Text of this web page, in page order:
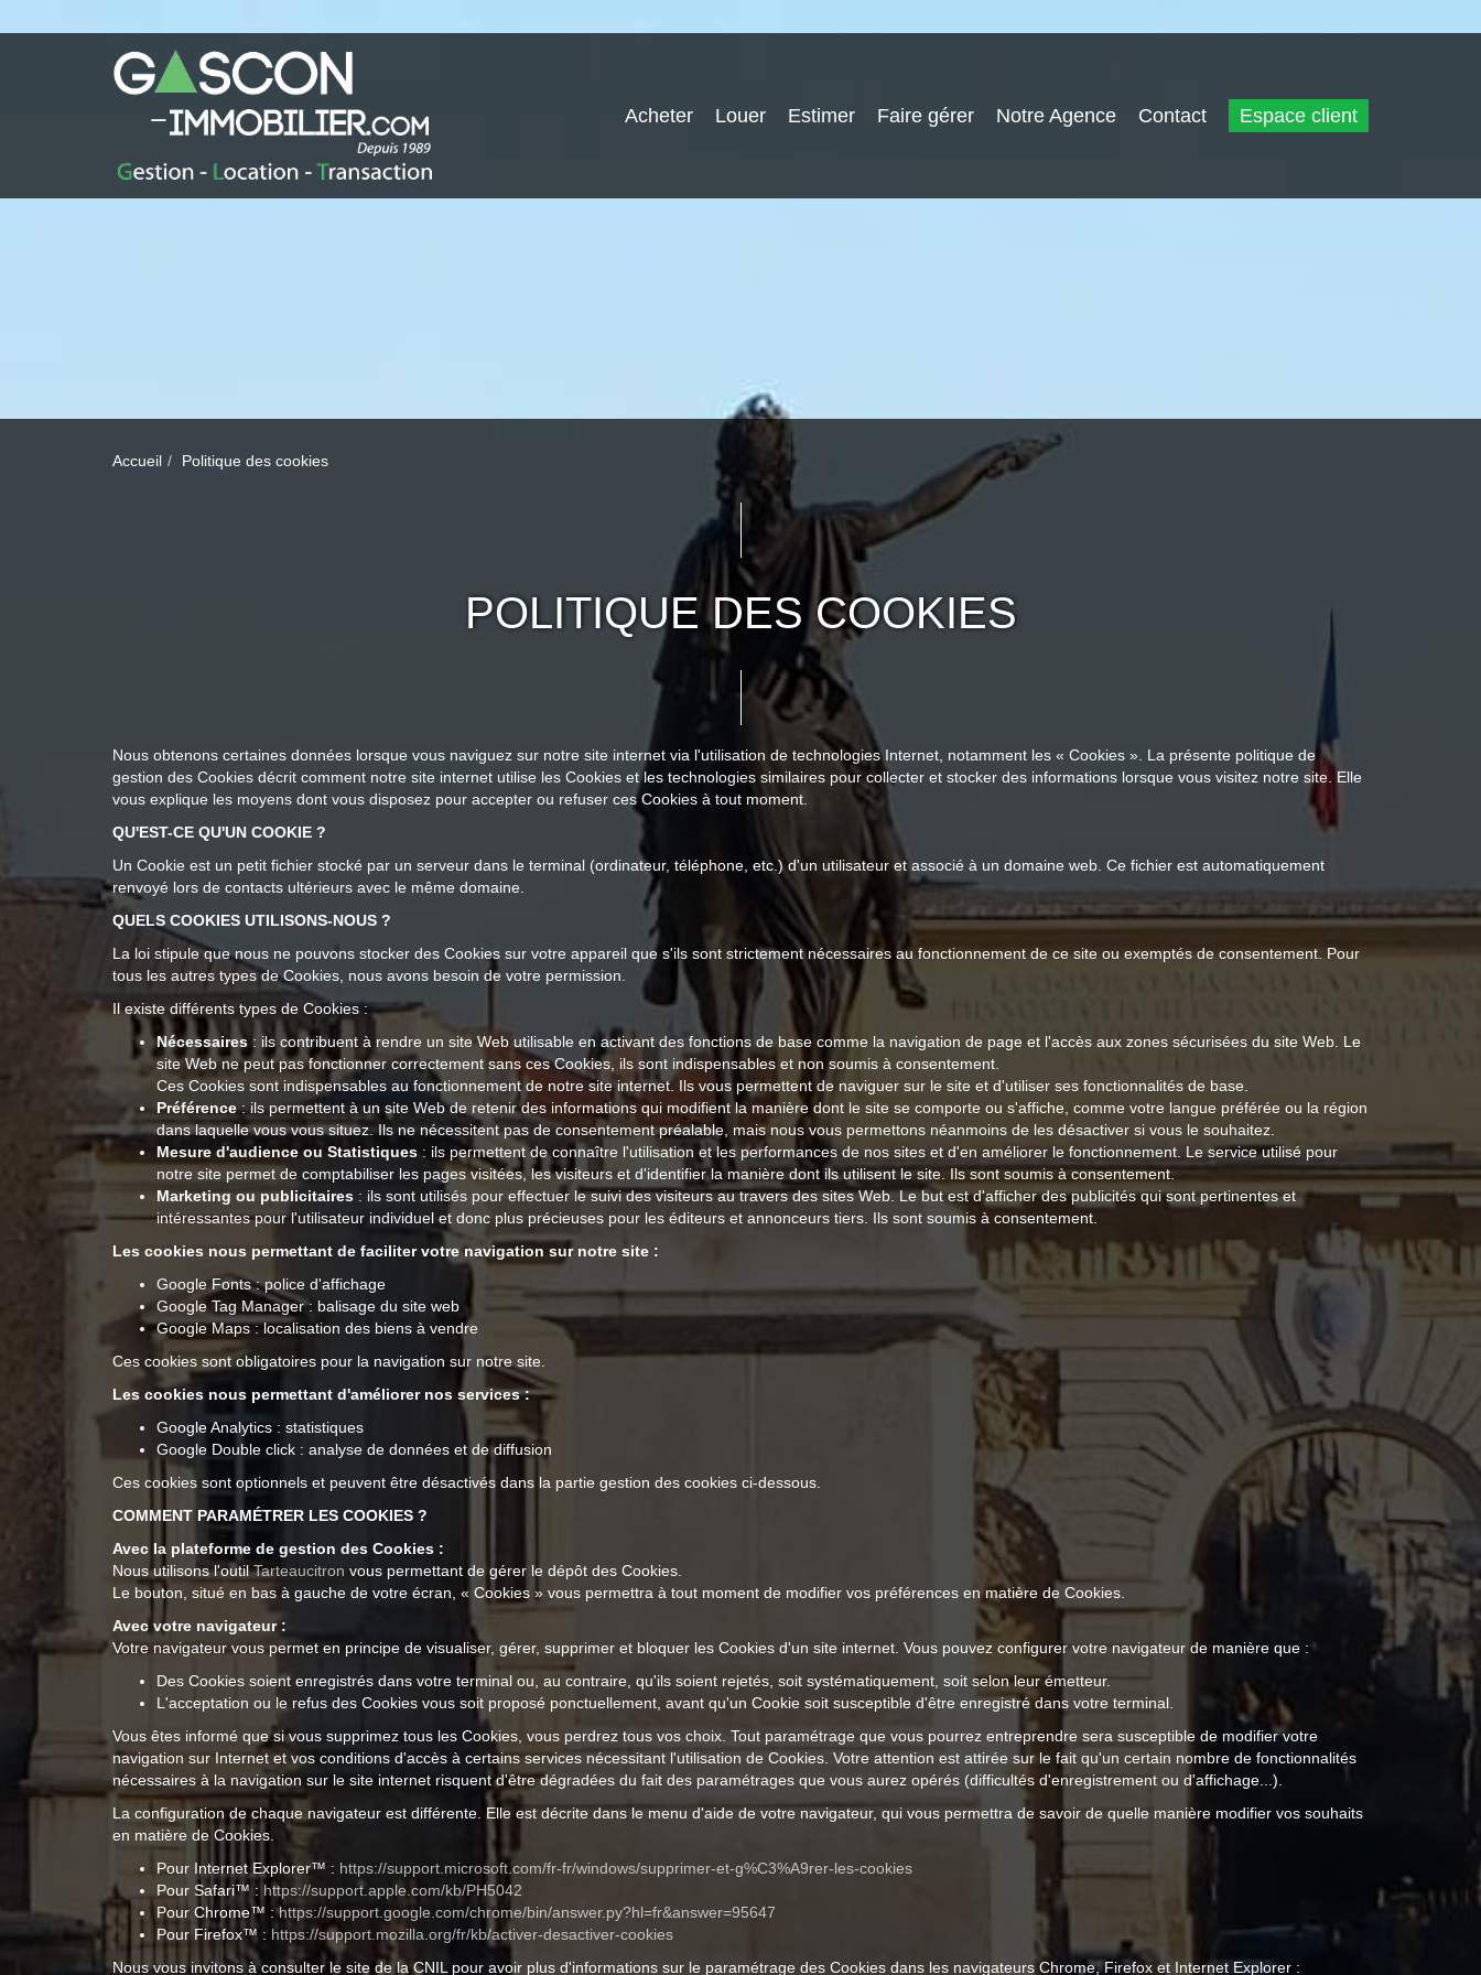
Acheter Louer Estimer Faire gérer Notre Agence Contact Espace client
Accueil Politique des cookies
POLITIQUE DES COOKIES
Nous obtenons certaines données lorsque vous naviguez sur notre site internet via l'utilisation de technologies Internet, notamment les « Cookies ». La présente politique de
gestion des Cookies décrit comment notre site internet utilise les Cookies et les technologies similaires pour collecter et stocker des informations lorsque vous visitez notre site. Elle
vous explique les moyens dont vous disposez pour accepter ou refuser ces Cookies à tout moment.
QU'EST-CE QU'UN COOKIE ?
Un Cookie est un petit fichier stocké par un serveur dans le terminal (ordinateur, téléphone, etc.) d'un utilisateur et associé à un domaine web. Ce fichier est automatiquement
renvoyé lors de contacts ultérieurs avec le même domaine.
QUELS COOKIES UTILISONS-NOUS ?
La loi stipule que nous ne pouvons stocker des Cookies sur votre appareil que s'ils sont strictement nécessaires au fonctionnement de ce site ou exemptés de consentement. Pour
tous les autres types de Cookies, nous avons besoin de votre permission.
Il existe différents types de Cookies :
Nécessaires : ils contribuent à rendre un site Web utilisable en activant des fonctions de base comme la navigation de page et l'accès aux zones sécurisées du site Web. Le
site Web ne peut pas fonctionner correctement sans ces Cookies, ils sont indispensables et non soumis à consentement.
Ces Cookies sont indispensables au fonctionnement de notre site internet. Ils vous permettent de naviguer sur le site et d'utiliser ses fonctionnalités de base.
Préférence: ils permettent à un site Web de retenir des informations qui modifient la manière dont le site se comporte ou s'affiche, comme votre langue préférée ou la région
dans laquelle vous vous situez. Ils ne nécessitent pas de consentement préalable, mais nous vous permettons néanmoins de les désactiver si vous le souhaitez.
Mesure d'audience ou Statistiques : ils permettent de connaître l'utilisation et les performances de nos sites et d'en améliorer le fonctionnement. Le service utilisé pour
notre site permet de comptabiliser les pages visitées, les visiteurs et d'identifier la manière dont ils utilisent le site. Ils sont soumis à consentement.
Marketing ou publicitaires : ils sont utilisés pour effectuer le suivi des visiteurs au travers des sites Web. Le but est d'afficher des publicités qui sont pertinentes et
intéressantes pour l'utilisateur individuel et donc plus précieuses pour les éditeurs et annonceurs tiers. Ils sont soumis à consentement.
Les cookies nous permettant de faciliter votre navigation sur notre site :
Google Fonts : police d'affichage
Google Tag Manager : balisage du site web
Google Maps : localisation des biens à vendre
Ces cookies sont obligatoires pour la navigation sur notre site.
Les cookies nous permettant d'améliorer nos services :
Google Analytics : statistiques
Google Double click : analyse de données et de diffusion
Ces cookies sont optionnels et peuvent être désactivés dans la partie gestion des cookies ci-dessous.
COMMENT PARAMÉTRER LES COOKIES ?
Avec la plateforme de gestion des Cookies :
Nous utilisons l'outilTarteaucitron vous permettant de gérer le dépôt des Cookies.
Le bouton, situé en bas à gauche de votre écran, « Cookies » vous permettra à tout moment de modifier vos préférences en matière de Cookies.
Avec votre navigateur :
Votre navigateur vous permet en principe de visualiser, gérer, supprimer et bloquer les Cookies d'un site internet. Vous pouvez configurer votre navigateur de manière que :
Des Cookies soient enregistrés dans votre terminal ou, au contraire, qu'ils soient rejetés, soit systématiquement, soit selon leur émetteur.
L'acceptation ou le refus des Cookies vous soit proposé ponctuellement, avant qu'un Cookie soit susceptible d'être enregistré dans votre terminal.
Vous êtes informé que si vous supprimez tous les Cookies, vous perdrez tous vos choix. Tout paramétrage que vous pourrez entreprendre sera susceptible de modifier votre
navigation sur Internet et vos conditions d'accès à certains services nécessitant l'utilisation de Cookies. Votre attention est attirée sur le fait qu'un certain nombre de fonctionnalités
nécessaires à la navigation sur le site internet risquent d'être dégradées du fait des paramétrages que vous aurez opérés (difficultés d'enregistrement ou d'affichage...).
La configuration de chaque navigateur est différente. Elle est décrite dans le menu d'aide de votre navigateur, qui vous permettra de savoir de quelle manière modifier vos souhaits
en matière de Cookies.
Pour Internet Explorer™ : https://support.microsoft.com/fr-fr/windows/supprimer-et-g%C3%A9rer-les-cookies
Pour Safari™ : https://support.apple.com/kb/PH5042
Pour Chrome™ :https://support.google.com/chrome/bin/answer.py?hl=fr&answer=95647
Pour Firefox™ : https://support.mozilla.org/fr/kb/activer-desactiver-cookies
Nous vous invitons à consulter le site de la CNIL pour avoir plus d'informations sur le paramétrage des Cookies dans les navigateurs Chrome, Firefox et Internet Explorer :